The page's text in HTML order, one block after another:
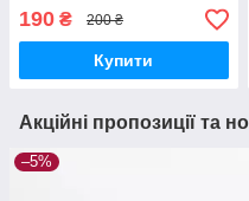
190 ₴ 200 ₴
Купити
Акційні пропозиції та
–5%